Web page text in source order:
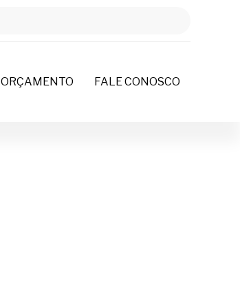
ORÇAMENTO FALE CONOSCO